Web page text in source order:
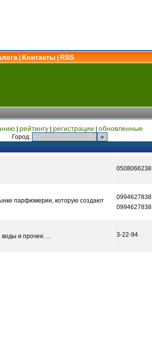
Контакты
RSS
рейтингу| регистрации обновленные
Город:
0508066238
парфюмерии, которую создают
0994627838
0994627838
воды и прочее. ...
3-22-94